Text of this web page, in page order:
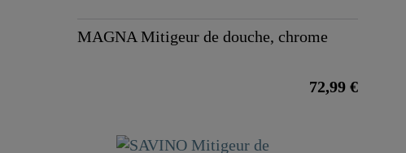
MAGNA Mitigeur de douche, chrome
72,99 €